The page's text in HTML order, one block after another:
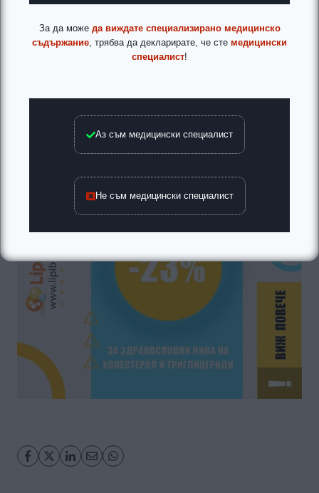
За да може да виждате специализирано медицинско
съдържание, трябва да декларирате, че сте медицински
специалист!
Аз съм медицински специалист
Не съм медицински специалист